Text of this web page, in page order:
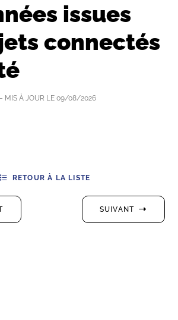
issues
connectés
– MIS À JOUR LE 09/08/2026
RETOUR À LA LISTE
SUIVANT